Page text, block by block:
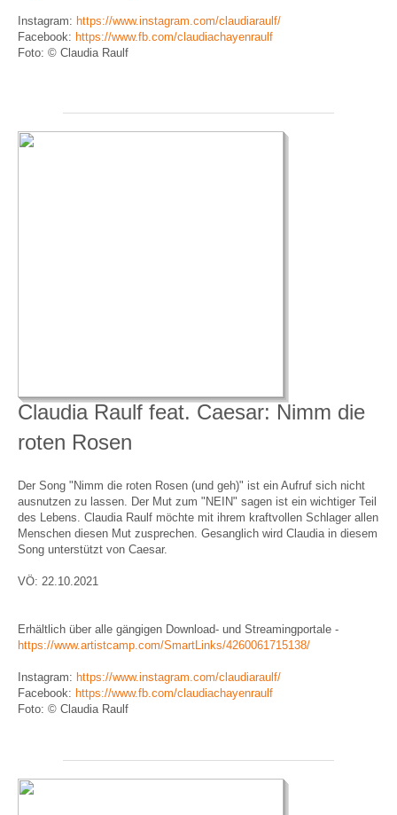
Instagram: https://www.instagram.com/claudiaraulf/
Facebook: https://www.fb.com/claudiachayenraulf
Foto: © Claudia Raulf
Claudia Raulf feat. Caesar: Nimm die
roten Rosen
Der Song "Nimm die roten Rosen (und geh)" ist ein Aufruf sich nicht
ausnutzen zu lassen. Der Mut zum "NEIN" sagen ist ein wichtiger Teil
des Lebens. Claudia Raulf möchte mit ihrem kraftvollen Schlager allen
Menschen diesen Mut zusprechen. Gesanglich wird Claudia in diesem
Song unterstützt von Caesar.
VÖ: 22.10.2021
Erhältlich über alle gängigen Download- und Streamingportale -
https://www.artistcamp.com/SmartLinks/4260061715138/
Instagram: https://www.instagram.com/claudiaraulf/
Facebook: https://www.fb.com/claudiachayenraulf
Foto: © Claudia Raulf